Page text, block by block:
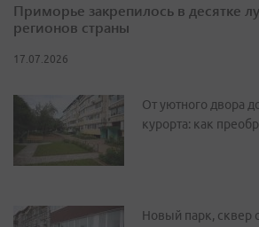
Приморье закрепилось в десятке
регионов страны
17.07.2026
От уютного двора
курорта: как
Новый парк, сквер